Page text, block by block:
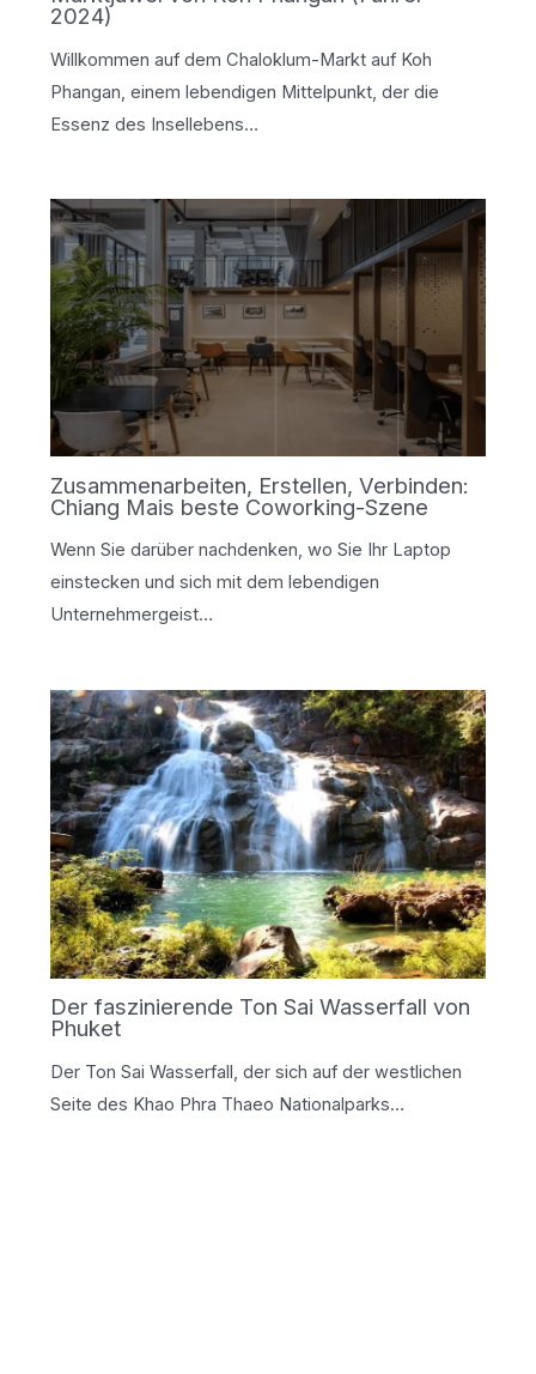
2024)
Willkommen auf dem Chaloklum-Markt auf Koh
Phangan, einem lebendigen Mittelpunkt, der die
Essenz des Insellebens…
Zusammenarbeiten, Erstellen, Verbinden:
Chiang Mais beste Coworking-Szene
Wenn Sie darüber nachdenken, wo Sie Ihr Laptop
einstecken und sich mit dem lebendigen
Unternehmergeist…
Der faszinierende Ton Sai Wasserfall von
Phuket
Der Ton Sai Wasserfall, der sich auf der westlichen
Seite des Khao Phra Thaeo Nationalparks…